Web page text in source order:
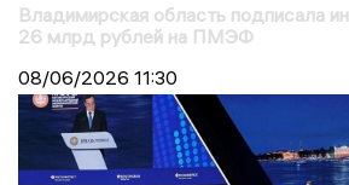
Владимирская область подписала
26 млрд рублей на ПМЭФ
08/06/2026 11:30